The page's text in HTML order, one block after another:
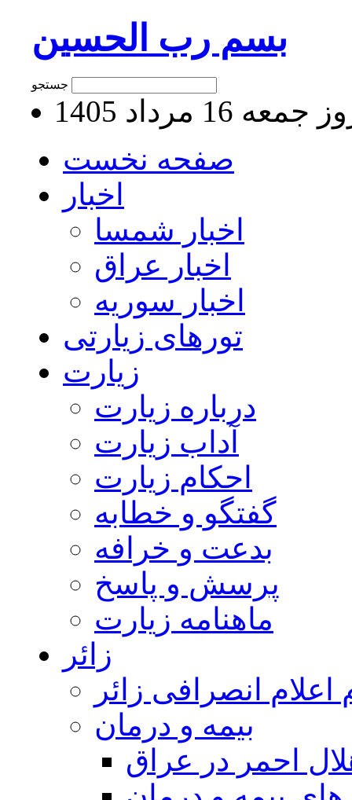
بسم رب الحسین
16 مرداد 1405
صفحه نخست
اخبار
اخبار شمسا
اخبار عراق
اخبار سوریه
تورهای زیارتی
زیارت
درباره زیارت
آداب زیارت
احکام زیارت
گفتگو و خطابه
بدعت و خرافه
پرسش و پاسخ
ماهنامه زیارت
زائر
اعلام انصرافی زائر
بيمه و درمان
احمر در عراق